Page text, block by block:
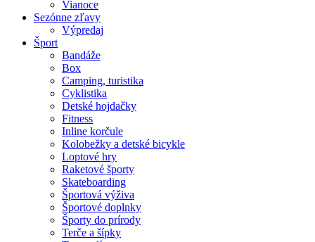
Vianoce
Sezónne zľavy
Výpredaj
Šport
Bandáže
Box
Camping, turistika
Cyklistika
Detské hojdačky
Fitness
Inline korčule
Kolobežky a detské bicykle
Loptové hry
Raketové športy
Skateboarding
Športová výživa
Športové doplnky
Športy do prírody
Terče a šípky